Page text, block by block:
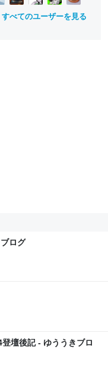
すべてのユーザーを見る
ログ
壇後記 - ゆううきブロ